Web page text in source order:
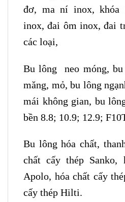
đơ, ma ní inox, khóa
inox, đai ôm inox, đai
các loại,
Bu lông neo móng,
măng, mỏ, bu lông
mái không gian, bu
bền 8.8; 10.9; 12.9;
Bu lông hóa chất,
chất cấy thép Sanko,
Apolo, hóa chất cấy
cấy thép Hilti.